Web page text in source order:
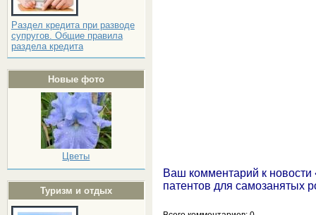
Раздел кредита при разводе
супругов. Общие правила
раздела кредита
Новые фото
Цветы
Туризм и отдых
Ваш комментарий к
патентов для самозанятых